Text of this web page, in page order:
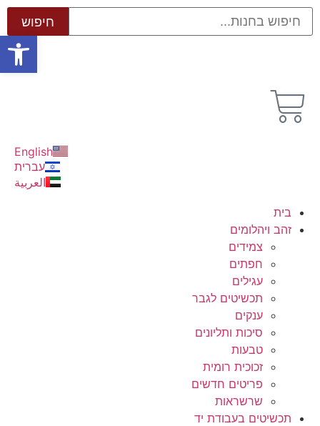
פתח
English
עברית
العربية
בית
זהב ויהלומים
צמידים
חפתים
עגילים
תכשיטים לגבר
ענקים
סיכות ותליונים
טבעות
זכוכית רומית
פריטים חדשים
שרשראות
תכשיטים בעבודת יד